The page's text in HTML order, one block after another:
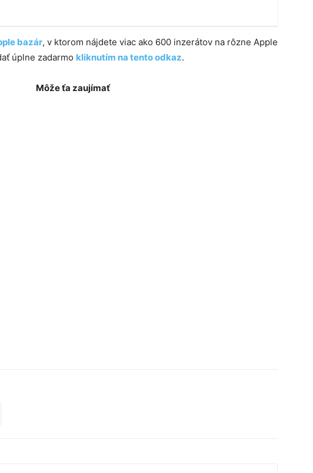
bazár, v ktorom nájdete viac ako 600 inzerátov na rôzne Apple
úplne zadarmo kliknutím na tento odkaz.
Môže ťa zaujímať